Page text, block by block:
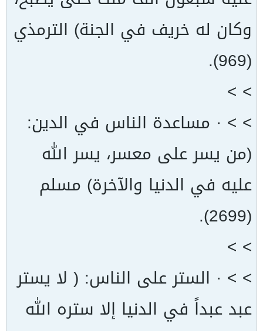
وكان له خريف في الجنة) الترمذي
(969).
> >
> > · مساعدة الناس في الدين:
(من يسر على معسر، يسر الله
عليه في الدنيا والآخرة) مسلم
(2699).
> >
> > · الستر على الناس: ( لا يستر
عبد عبداً في الدنيا إلا ستره الله